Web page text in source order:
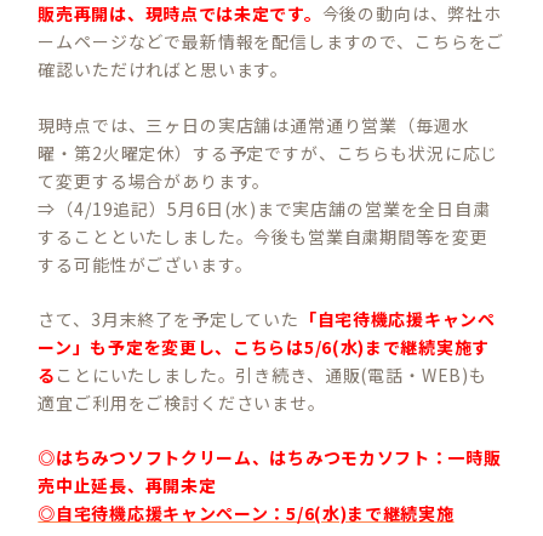
販売再開は、現時点では未定です。 今後の動向は、弊社ホ
ームページなどで最新情報を配信しますので、こちらをご
確認いただければと思います。
現時点では、三ヶ日の実店舗は通常通り営業（毎週水
曜・第2火曜定休）する予定ですが、こちらも状況に応じ
て変更する場合があります。
⇒（4/19追記）5月6日(水)まで実店舗の営業を全日自粛
することといたしました。今後も営業自粛期間等を変更
する可能性がございます。
さて、3月末終了を予定していた 「自宅待機応援キャンペ
ーン」も予定を変更し、こちらは5/6(水)まで継続実施す
る ことにいたしました。引き続き、通販(電話・WEB)も
適宜ご利用をご検討くださいませ。
◎はちみつソフトクリーム、はちみつモカソフト：一時販
売中止延長、再開未定
◎自宅待機応援キャンペーン：5/6(水)まで継続実施